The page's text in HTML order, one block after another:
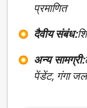
प्रमाणित
दैवीय संबंध:
अन्य सामग्री:
पेंडेंट, गंगा